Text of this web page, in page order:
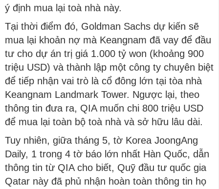
ý định mua lại toà nhà này.
Tại thời điểm đó, Goldman Sachs dự kiến sẽ
mua lại khoản nợ mà Keangnam đã vay để đầu
tư cho dự án trị giá 1.000 tỷ won (khoảng 900
triệu USD) và thành lập một công ty chuyên biệt
để tiếp nhận vai trò là cổ đông lớn tại tòa nhà
Keangnam Landmark Tower. Ngược lại, theo
thông tin đưa ra, QIA muốn chi 800 triệu USD
để mua lại toàn bộ toà nhà và sở hữu lâu dài.
Tuy nhiên, giữa tháng 5, tờ Korea JoongAng
Daily, 1 trong 4 tờ báo lớn nhất Hàn Quốc, dẫn
thông tin từ QIA cho biết, Quỹ đầu tư quốc gia
Qatar này đã phủ nhận hoàn toàn thông tin họ